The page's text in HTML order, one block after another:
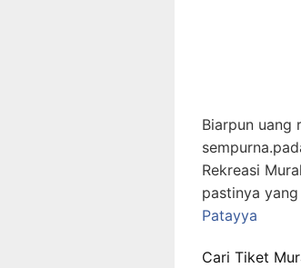
Biarpun uang
Rekreasi
pastinya
Patayya
Cari Tiket